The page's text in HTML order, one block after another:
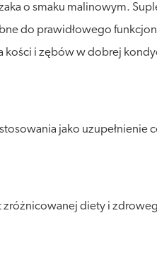
o smaku malinowym.
do prawidłowego
i zębów w dobrej
jako
diety i